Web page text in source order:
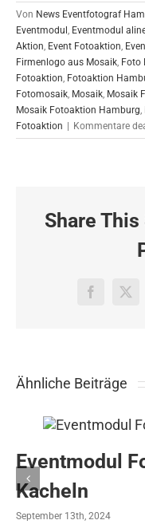
Von News Eventfotograf
Eventmodul , Eventmodul
Aktion, Event Fotoaktion,
Firmenlogo aus Mosaik, Foto
Fotoaktion, Fotoaktion
Fotomosaik, Mosaik, Mosaik
Mosaik Fotoaktion Hamburg,
Fotoaktion
Kommentare
Share This
Facebook
X
Ähnliche Beiträge
Eventmodul
Kacheln
September 13th, 2024